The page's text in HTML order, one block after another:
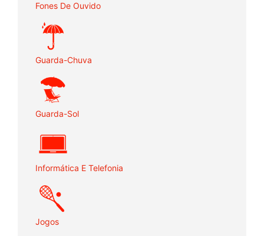
Fones De Ouvido
Guarda-Chuva
Guarda-Sol
Informática E Telefonia
Jogos